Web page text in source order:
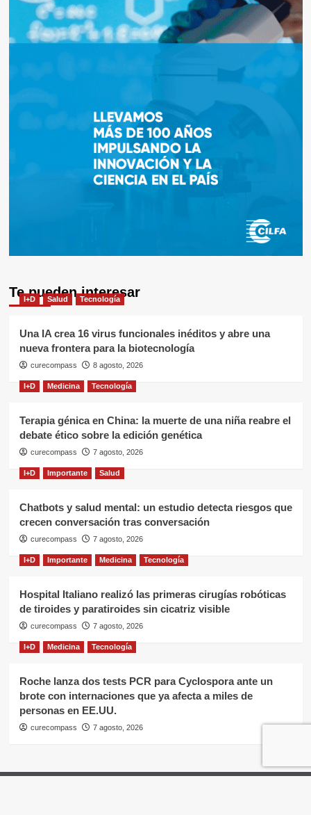
Te pueden interesar
I+D Salud Tecnología
Una IA crea 16 virus funcionales inéditos y abre una
nueva frontera para la biotecnología
curecompass 8 agosto, 2026
I+D Medicina Tecnología
Terapia génica en China: la muerte de una niña reabre el
debate ético sobre la edición genética
curecompass 7 agosto, 2026
I+D Importante Salud
Chatbots y salud mental: un estudio detecta riesgos que
crecen conversación tras conversación
curecompass 7 agosto, 2026
I+D Importante Medicina Tecnología
Hospital Italiano realizó las primeras cirugías robóticas
de tiroides y paratiroides sin cicatriz visible
curecompass 7 agosto, 2026
I+D Medicina Tecnología
Roche lanza dos tests PCR para Cyclospora ante un
brote con internaciones que ya afecta a miles de
personas en EE.UU.
curecompass 7 agosto, 2026